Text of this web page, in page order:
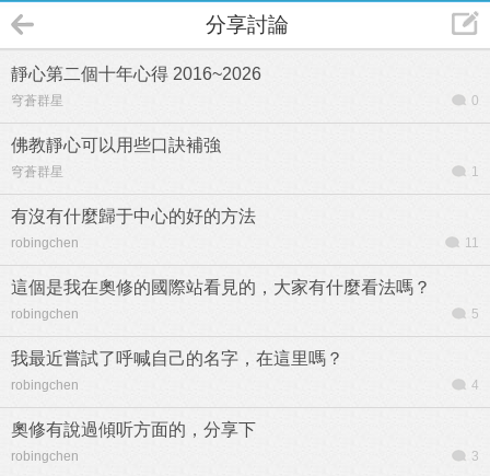
分享討論
靜心第二個十年心得 2016~2026
穹蒼群星 0
佛教靜心可以用些口訣補強
穹蒼群星 1
有沒有什麼歸于中心的好的方法
robingchen 11
這個是我在奧修的國際站看見的，大家有什麼看法嗎？
robingchen 5
我最近嘗試了呼喊自己的名字，在這里嗎？
robingchen 4
奧修有說過傾听方面的，分享下
robingchen 3